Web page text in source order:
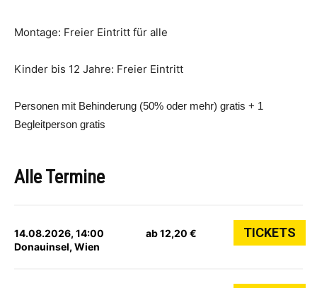
Montage: Freier Eintritt für alle
Kinder bis 12 Jahre: Freier Eintritt
Personen mit Behinderung (50% oder mehr) gratis + 1
Begleitperson gratis
Alle Termine
14.08.2026, 14:00
Donauinsel, Wien
ab 12,20 € TICKETS